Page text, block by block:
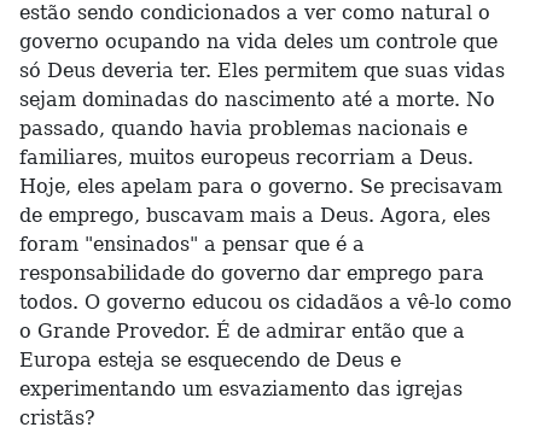
estão sendo condicionados a ver como natural o
governo ocupando na vida deles um controle que
só Deus deveria ter. Eles permitem que suas vidas
sejam dominadas do nascimento até a morte. No
passado, quando havia problemas nacionais e
familiares, muitos europeus recorriam a Deus.
Hoje, eles apelam para o governo. Se precisavam
de emprego, buscavam mais a Deus. Agora, eles
foram "ensinados" a pensar que é a
responsabilidade do governo dar emprego para
todos. O governo educou os cidadãos a vê-lo como
o Grande Provedor. É de admirar então que a
Europa esteja se esquecendo de Deus e
experimentando um esvaziamento das igrejas
cristãs?